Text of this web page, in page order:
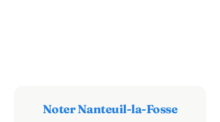
Noter Nanteuil-la-Fosse